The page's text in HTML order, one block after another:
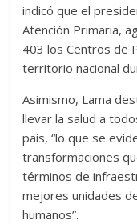
indicó que el
Atención Primaria,
403 los Centros de
territorio nacional
Asimismo, Lama
llevar la salud a
país, “lo que se
transformaciones
términos de
mejores unidades
humanos”.